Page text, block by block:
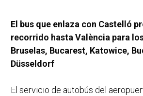
El bus que enlaza con Castelló
recorrido hasta València para
Bruselas, Bucarest, Katowice,
Düsseldorf
El servicio de autobús del